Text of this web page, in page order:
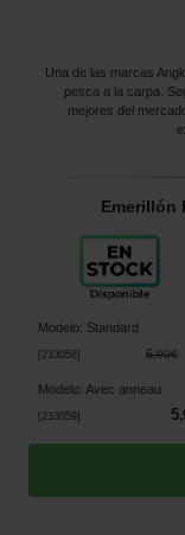
Una de las marcas
pesca a la carpa.
mejores del
Emerillón
Modelo: Standard
233058 ] 6,90€
Modelo: Avec anneau
233059] 5,